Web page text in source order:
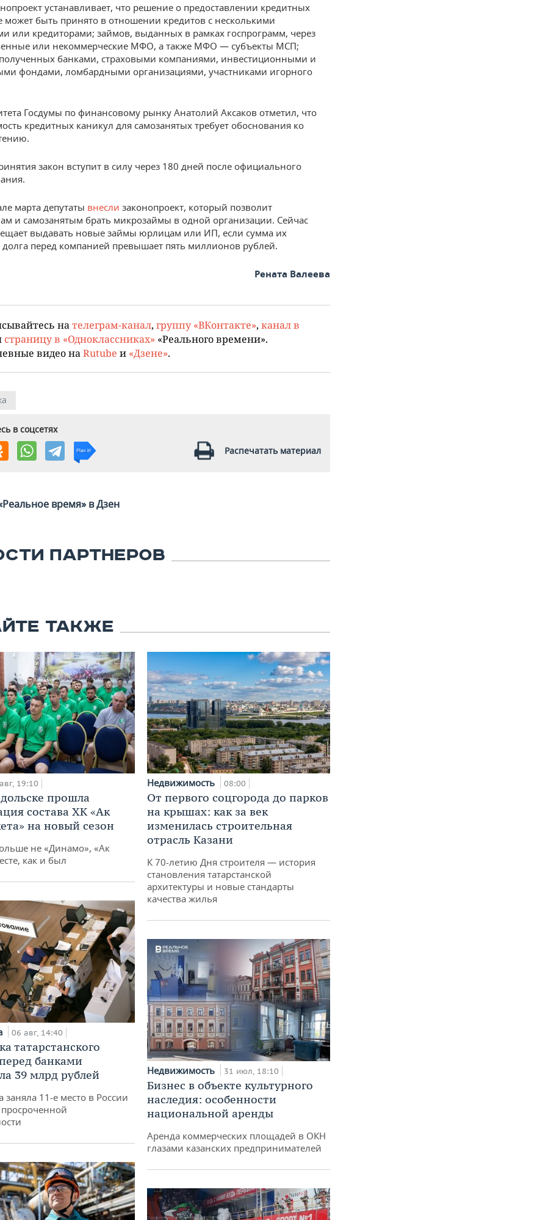
устанавливает, что решение о предоставлении кредитных
может быть принято в отношении кредитов с несколькими
или кредиторами; займов, выданных в рамках госпрограмм, через
или некоммерческие МФО, а также МФО — субъекты МСП;
банками, страховыми компаниями, инвестиционными и
фондами, ломбардными организациями, участниками игорного
Госдумы по финансовому рынку Анатолий Аксаков отметил, что
кредитных каникул для самозанятых требует обоснования ко
закон вступит в силу через 180 дней после официального
марта депутаты внесли законопроект, который позволит
и самозанятым брать микрозаймы в одной организации. Сейчас
выдавать новые займы юрлицам или ИП, если сумма их
долга перед компанией превышает пять миллионов рублей.
Рената Валеева
на телеграм-канал, группу «ВКонтакте», канал в
страницу в «Одноклассниках» «Реального времени».
видео на Rutube и «Дзене».
в соцсетях
Распечатать материал
время» в Дзен
ПАРТНЕРОВ
ТАКЖЕ
19:10
прошла
состава ХК «Ак
на новый сезон
не «Динамо», «Ак
как и был
06 авг, 14:40
татарстанского
банками
39 млрд рублей
заняла 11-е место в России
Недвижимость 08:00
От первого соцгорода до парков
на крышах: как за век
изменилась строительная
отрасль Казани
К 70-летию Дня строителя — история
становления татарстанской
архитектуры и новые стандарты
качества жилья
Недвижимость 31 июл, 18:10
Бизнес в объекте культурного
наследия: особенности
национальной аренды
Аренда коммерческих площадей в ОКН
глазами казанских предпринимателей